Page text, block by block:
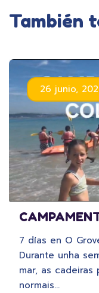
También
26 junio,
7 días en O
Durante unha
mar, as cadeiras
normais…